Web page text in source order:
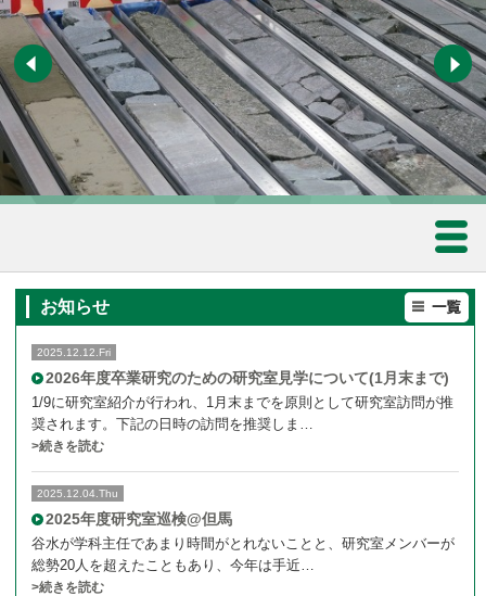
研究内容
農産物や工業材料の原産地判別のための同位体指標の確立
メンバー
お知らせ
2025.12.12.Fri
2026年度卒業研究のための研究室見学について(1月末まで)
1/9に研究室紹介が行われ、1月末までを原則として研究室訪問が推
奨されます。下記の日時の訪問を推奨しま…
>続きを読む
2025.12.04.Thu
2025年度研究室巡検@但馬
谷水が学科主任であまり時間がとれないことと、研究室メンバーが
総勢20人を超えたこともあり、今年は手近…
>続きを読む